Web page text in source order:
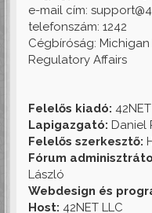
e-mail cím:
telefonszám: 1242
Cégbíróság:
Regulatory Affairs
Felelős kiadó:
Lapigazgató: Daniel
Felelős szerkesztő:
Fórum
László
Webdesign és
Host: 42NET LLC